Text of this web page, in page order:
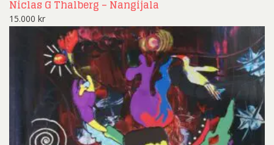
Niclas G Thalberg – Nangijala
15.000 kr